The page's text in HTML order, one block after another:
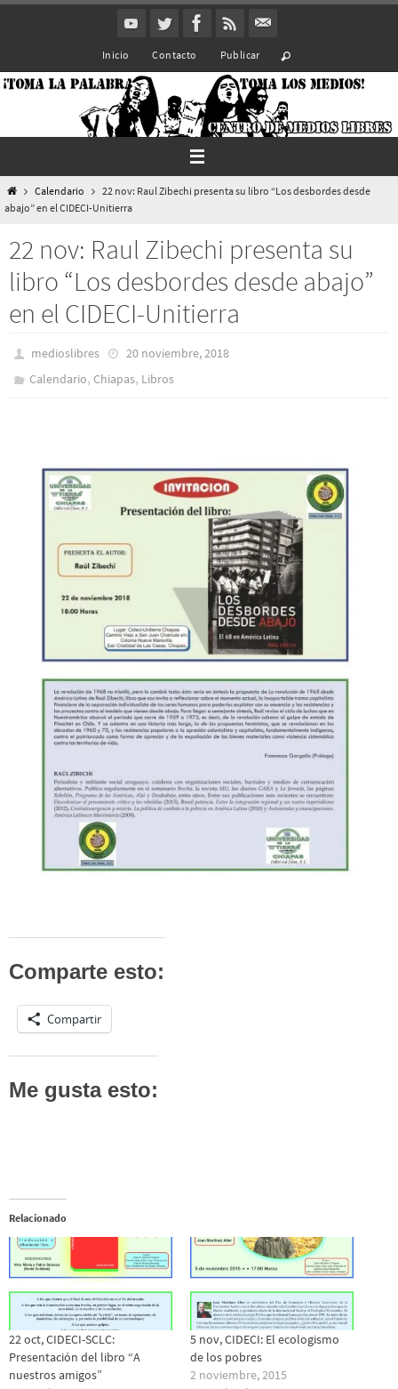
Inicio Contacto Publicar
InicioCalendario
22 nov: Raul Zibechi presenta su libro “Los desbordes desde
abajo” en el CIDECI-Unitierra
22 nov: Raul Zibechi presenta su
libro “Los desbordes desde abajo”
en el CIDECI-Unitierra
medioslibres
20 noviembre, 2018
Calendario,Chiapas, Libros
Comparte esto:
Compartir
Me gusta esto:
Relacionado
22 oct, CIDECI-SCLC:
Presentación del libro “A
nuestros amigos”
5 nov, CIDECI: El ecologismo
de los pobres
2 noviembre, 2015